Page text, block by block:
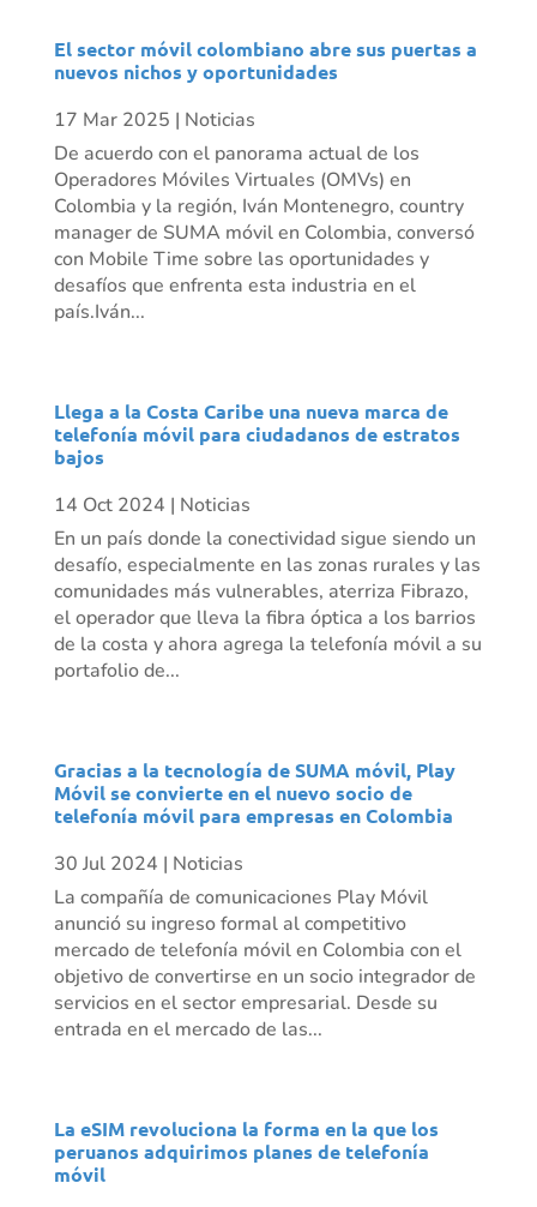
El sector móvil colombiano abre sus puertas a
nuevos nichos y oportunidades
17 Mar 2025 | Noticias
De acuerdo con el panorama actual de los
Operadores Móviles Virtuales (OMVs) en
Colombia y la región, Iván Montenegro, country
manager de SUMA móvil en Colombia, conversó
con Mobile Time sobre las oportunidades y
desafíos que enfrenta esta industria en el
país.Iván...
Llega a la Costa Caribe una nueva marca de
telefonía móvil para ciudadanos de estratos
bajos
14 Oct 2024 | Noticias
En un país donde la conectividad sigue siendo un
desafío, especialmente en las zonas rurales y las
comunidades más vulnerables, aterriza Fibrazo,
el operador que lleva la fibra óptica a los barrios
de la costa y ahora agrega la telefonía móvil a su
portafolio de...
Gracias a la tecnología de SUMA móvil, Play
Móvil se convierte en el nuevo socio de
telefonía móvil para empresas en Colombia
30 Jul 2024 | Noticias
La compañía de comunicaciones Play Móvil
anunció su ingreso formal al competitivo
mercado de telefonía móvil en Colombia con el
objetivo de convertirse en un socio integrador de
servicios en el sector empresarial. Desde su
entrada en el mercado de las...
La eSIM revoluciona la forma en la que los
peruanos adquirimos planes de telefonía
móvil